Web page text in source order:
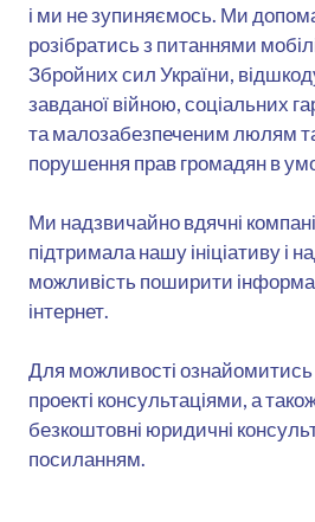
і ми не зупиняємось. Ми
розібратись з питаннями
Збройних сил України,
завданої війною, соціальних
та малозабезпеченим люлям
порушення прав громадян в
Ми надзвичайно вдячні
підтримала нашу ініціативу і
можливість поширити
інтернет.
Для можливості
проекті консультаціями, а
безкоштовні юридичні
посиланням.